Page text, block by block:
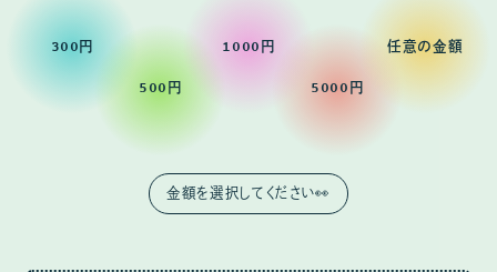
300円
500円
1000円
5000円
任意の金額